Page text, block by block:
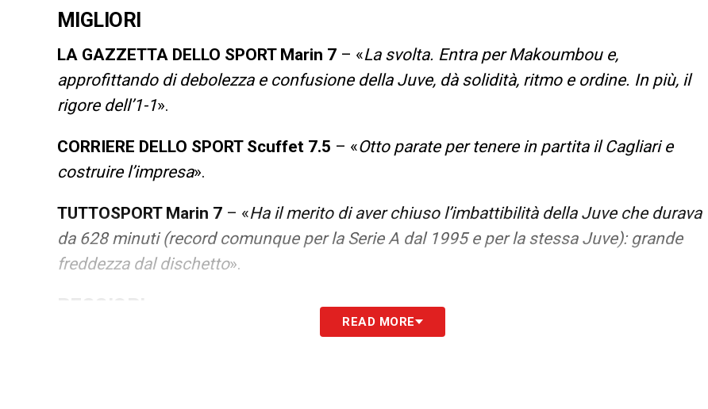
MIGLIORI
LA GAZZETTA DELLO SPORT Marin 7 – «La svolta. Entra per Makoumbou e,
approfittando di debolezza e confusione della Juve, dà solidità, ritmo e ordine. In più, il
rigore dell’1-1».
CORRIERE DELLO SPORT Scuffet 7.5 – «Otto parate per tenere in partita il Cagliari e
costruire l’impresa».
TUTTOSPORT Marin 7 – «Ha il merito di aver chiuso l’imbattibilità della Juve che durava
da 628 minuti (record comunque per la Serie A dal 1995 e per la stessa Juve): grande
freddezza dal dischetto».
LA GAZZETTA DELLO SPORT Douglas Luiz 4.5– «E due: dopo il rigore di Lipsia, questo,
READ MORE